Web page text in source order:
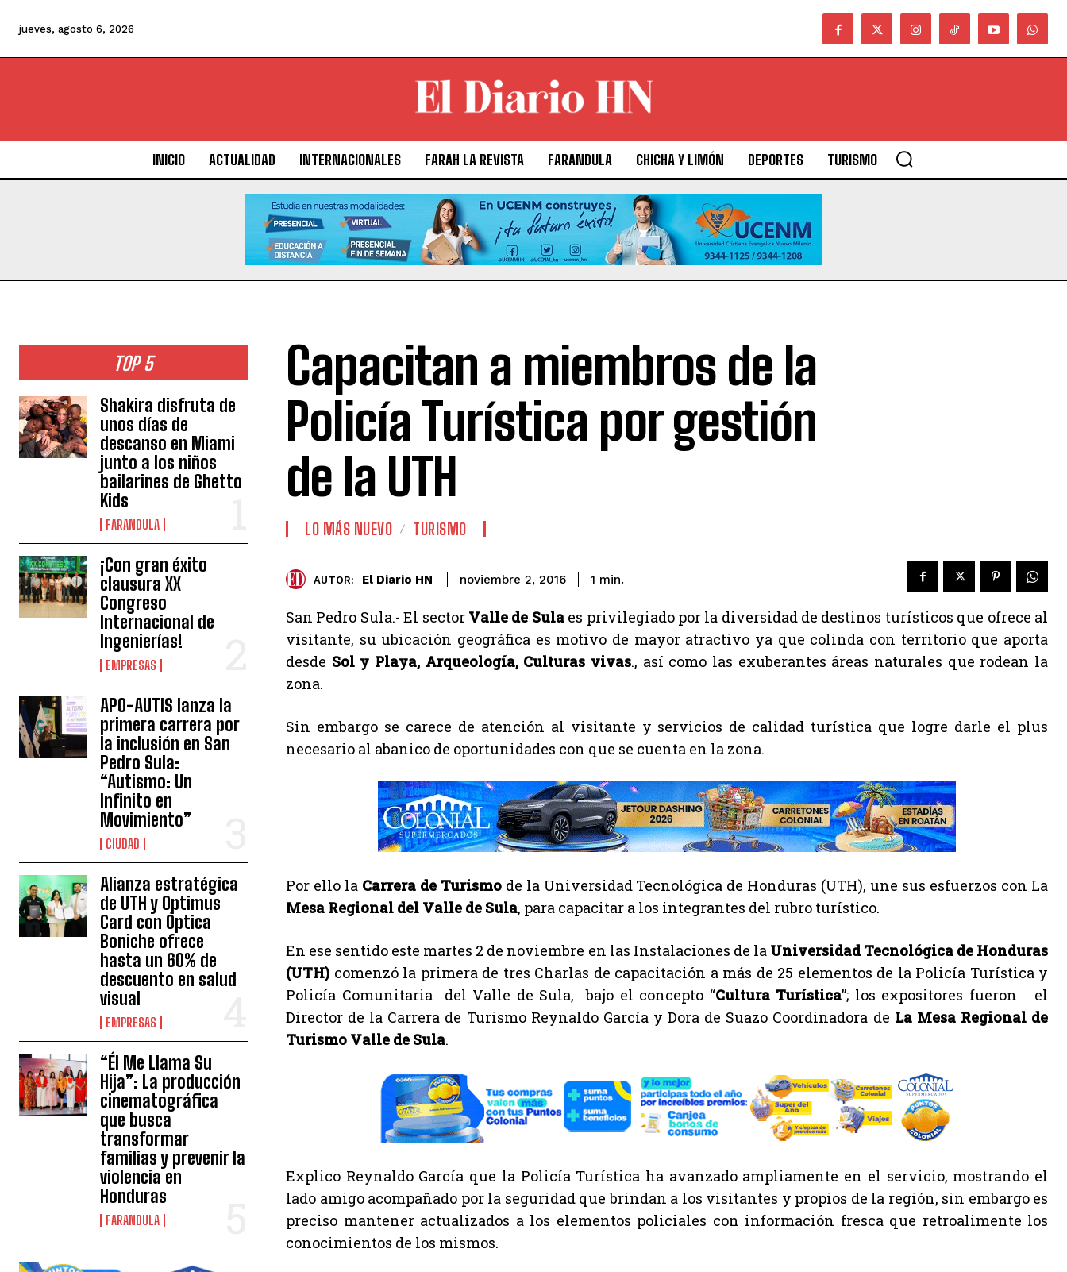
jueves, agosto 6, 2026
INICIO ACTUALIDAD INTERNACIONALES FARAH LA REVISTA FARANDULA CHICHA Y LIMÓN DEPORTES TURISMO
TOP 5
Shakira disfruta de
unos días de
descanso en Miami
junto a los niños
bailarines de Ghetto
Kids
FARANDULA
¡Con gran éxito
clausura XX
Congreso
Internacional de
Ingenierías!
EMPRESAS
APO-AUTIS lanza la
primera carrera por
la inclusión en San
Pedro Sula:
“Autismo: Un
Infinito en
Movimiento”
CIUDAD
Alianza estratégica
de UTH y Optimus
Card con Óptica
Boniche ofrece
hasta un 60% de
descuento en salud
visual
EMPRESAS
“Él Me Llama Su
Hija”: La producción
cinematográfica
que busca
transformar
familias y prevenir la
violencia en
Honduras
FARANDULA
Capacitan a miembros de la
Policía Turística por gestión
de la UTH
LO MÁS NUEVO TURISMO
AUTOR: El Diario HN noviembre 2, 2016 1 min.
San Pedro Sula.- El sector Valle de Sulaes privilegiado por la diversidad de destinos turísticos que ofrece al
visitante, su ubicación geográfica es motivo de mayor atractivo ya que colinda con territorio que aporta
desde Sol y Playa, Arqueología, Culturas vivas., así como las exuberantes áreas naturales que rodean la
zona.
Sin embargo se carece de atención al visitante y servicios de calidad turística que logre darle el plus
necesario al abanico de oportunidades con que se cuenta en la zona.
Por ello la Carrera de Turismode la Universidad Tecnológica de Honduras (UTH), une sus esfuerzos con La
Mesa Regional del Valle de Sula, para capacitar a los integrantes del rubro turístico.
En ese sentido este martes 2 de noviembre en las Instalaciones de la Universidad Tecnológica de Honduras
(UTH) comenzó la primera de tres Charlas de capacitación a más de 25 elementos de la Policía Turística y
Policía Comunitaria del Valle de Sula, bajo el concepto “Cultura Turística”; los expositores fueron el
Director de la Carrera de Turismo Reynaldo García y Dora de Suazo Coordinadora de La Mesa Regional de
Turismo Valle de Sula.
Explico Reynaldo García que la Policía Turística ha avanzado ampliamente en el servicio, mostrando el
lado amigo acompañado por la seguridad que brindan a los visitantes y propios de la región, sin embargo es
preciso mantener actualizados a los elementos policiales con información fresca que retroalimente los
conocimientos de los mismos.